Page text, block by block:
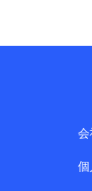
会
個